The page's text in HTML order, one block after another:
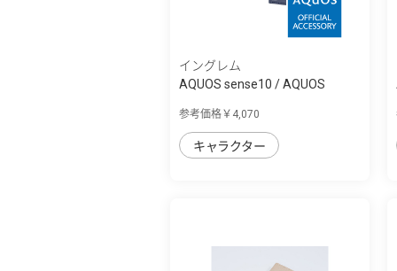
イングレム
AQUOS sense10 / AQUOS
参考価格￥4,070
キャラクター